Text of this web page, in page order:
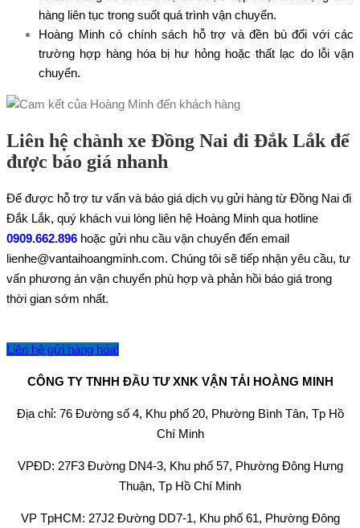
hàng liên tục trong suốt quá trình vận chuyển.
Hoàng Minh có chính sách hỗ trợ và đền bù đối với các
trường hợp hàng hóa bị hư hỏng hoặc thất lạc do lỗi vận
chuyển.
Liên hệ chành xe Đồng Nai đi Đắk Lắk để
được báo giá nhanh
Để được hỗ trợ tư vấn và báo giá dịch vụ gửi hàng từ Đồng Nai đi
Đắk Lắk, quý khách vui lòng liên hệ Hoàng Minh qua hotline
0909.662.896 hoặc gửi nhu cầu vận chuyển đến email
lienhe@vantaihoangminh.com. Chúng tôi sẽ tiếp nhận yêu cầu, tư
vấn phương án vận chuyển phù hợp và phản hồi báo giá trong
thời gian sớm nhất.
Liên hệ gửi hàng hóa!
CÔNG TY TNHH ĐẦU TƯ XNK VẬN TẢI HOÀNG MINH
Địa chỉ: 76 Đường số 4, Khu phố 20, Phường Bình Tân, Tp Hồ
Chí Minh
VPĐD: 27F3 Đường DN4-3, Khu phố 57, Phường Đông Hưng
Thuận, Tp Hồ Chí Minh
VP TpHCM: 27J2 Đường DD7-1, Khu phố 61, Phường Đông